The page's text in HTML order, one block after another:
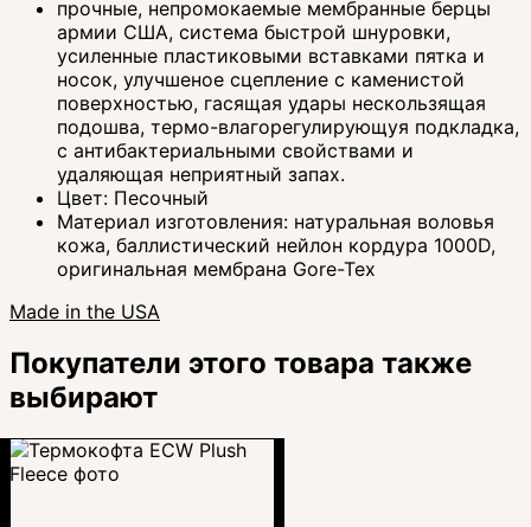
прочные, непромокаемые мембранные берцы
армии США, система быстрой шнуровки,
усиленные пластиковыми вставками пятка и
носок, улучшеное сцепление с каменистой
поверхностью, гасящая удары нескользящая
подошва, термо-влагорегулирующуя подкладка,
с антибактериальными свойствами и
удаляющая неприятный запах.
Цвет: Песочный
Материал изготовления: натуральная воловья
кожа, баллистический нейлон кордура 1000D,
оригинальная мембрана Gore-Tex
Made in the USA
Покупатели этого товара также
выбирают